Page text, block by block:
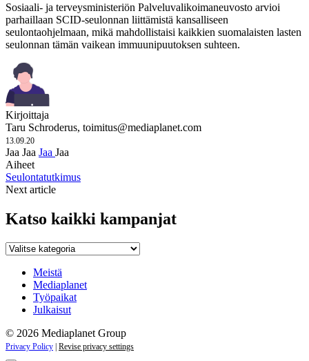
Sosiaali- ja terveysministeriön Palveluvalikoimaneuvosto arvioi
parhaillaan SCID-seulonnan liittämistä kansalliseen
seulontaohjelmaan, mikä mahdollistaisi kaikkien suomalaisten lasten
seulonnan tämän vaikean immuunipuutoksen suhteen.
Kirjoittaja
Taru Schroderus, toimitus@mediaplanet.com
13.09.20
Jaa Jaa Jaa Jaa
Aiheet
Seulontatutkimus
Next article
Katso kaikki kampanjat
Katso
kampanjat
Meistä
Mediaplanet
Työpaikat
Julkaisut
© 2026 Mediaplanet Group
Privacy Policy | Revise privacy settings